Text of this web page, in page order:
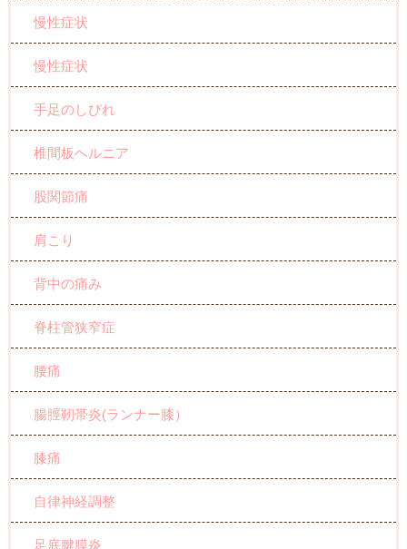
慢性症状
慢性症状
手足のしびれ
椎間板ヘルニア
股関節痛
肩こり
背中の痛み
脊柱管狭窄症
腰痛
腸脛靭帯炎(ランナー膝）
膝痛
自律神経調整
足底腱膜炎